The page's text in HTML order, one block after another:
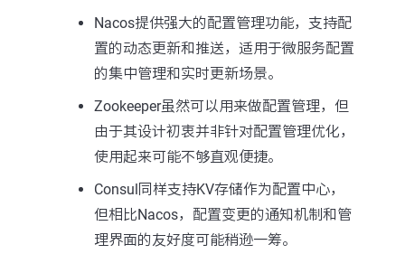
Nacos提供强大的配置管理功能，支持配
置的动态更新和推送，适用于微服务配置
的集中管理和实时更新场景。
Zookeeper虽然可以用来做配置管理，但
由于其设计初衷并非针对配置管理优化，
使用起来可能不够直观便捷。
Consul同样支持KV存储作为配置中心，
但相比Nacos，配置变更的通知机制和管
理界面的友好度可能稍逊一筹。